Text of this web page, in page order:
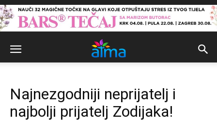
Najnezgodniji neprijatelj i
najbolji prijatelj Zodijaka!